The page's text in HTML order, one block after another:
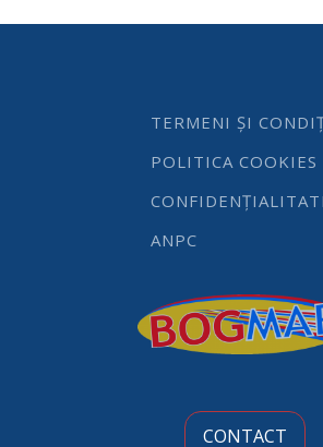
TERMENI ȘI
POLITICA COOKIES
ANPC
CONTACT